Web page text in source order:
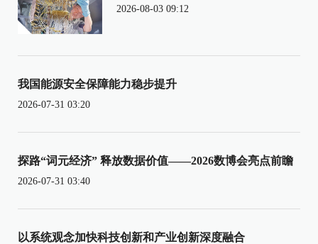
2026-08-03 09:12
我国能源安全保障能力稳步提升
2026-07-31 03:20
探路“词元经济” 释放数据价值——2026数博会亮点前瞻
2026-07-31 03:40
以系统观念加快科技创新和产业创新深度融合